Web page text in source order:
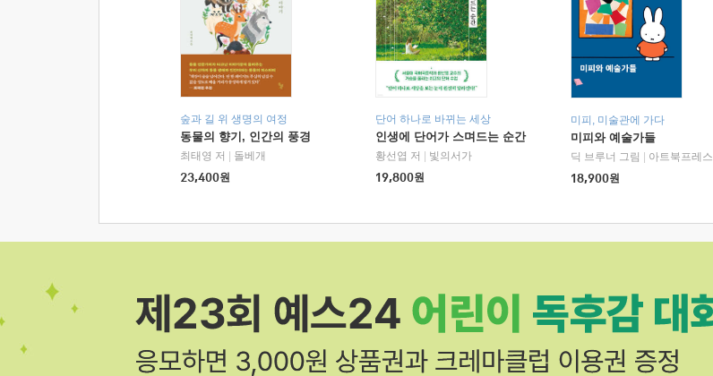
숲과 길 위 생명의 여정
동물의 향기, 인간의 풍경
최태영 저
돌베개
23,400원
단어 하나로 바뀌는 세상
인생에 단어가 스며드는 순간
황선엽 저
빛의서가
19,800원
미피, 미술관에 가다
미피와 예술가들
딕 브루너 그림
아트북프레스
18,900원